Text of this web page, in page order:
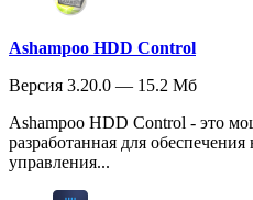
Ashampoo HDD Control
Версия 3.20.0 — 15.2 Мб
Ashampoo HDD Control - это
разработанная для
управления...